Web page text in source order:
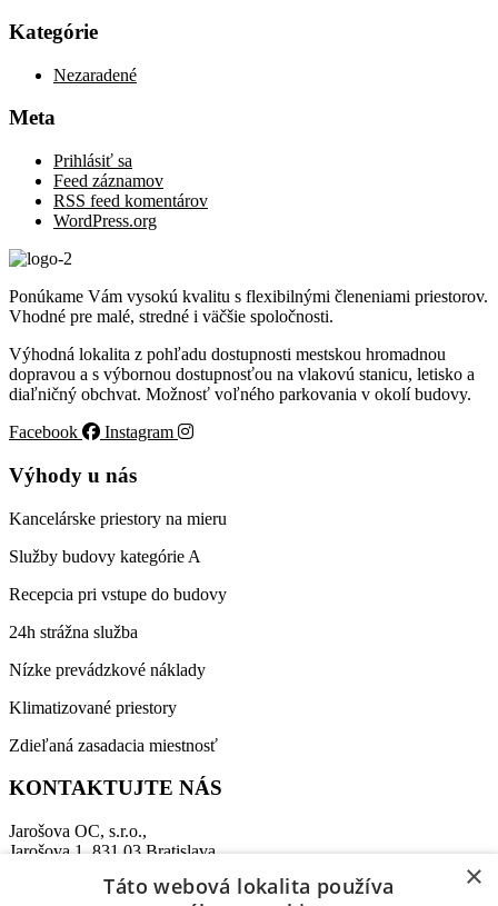
Kategórie
Nezaradené
Meta
Prihlásiť sa
Feed záznamov
RSS feed komentárov
WordPress.org
Ponúkame Vám vysokú kvalitu s flexibilnými členeniami priestorov.
Vhodné pre malé, stredné i väčšie spoločnosti.
Výhodná lokalita z pohľadu dostupnosti mestskou hromadnou
dopravou a s výbornou dostupnosťou na vlakovú stanicu, letisko a
diaľničný obchvat. Možnosť voľného parkovania v okolí budovy.
Facebook
Instagram
Výhody u nás
Kancelárske priestory na mieru
Služby budovy kategórie A
Recepcia pri vstupe do budovy
24h strážna služba
Nízke prevádzkové náklady
Klimatizované priestory
Zdieľaná zasadacia miestnosť
KONTAKTUJTE NÁS
Jarošova OC, s.r.o.,
Jarošova 1, 831 03 Bratislava
+421 911 864 009
×
Táto webová lokalita používa